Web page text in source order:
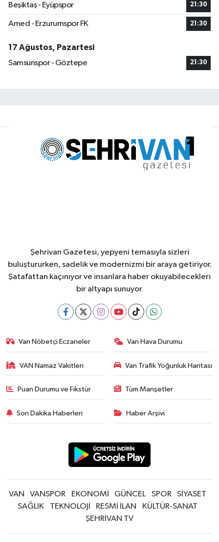
Beşiktaş - Eyüpspor 21:30
Amed - Erzurumspor FK 21:30
17 Ağustos, Pazartesi
Samsunspor - Göztepe
21:30
Şehrivan Gazetesi, yepyeni temasıyla sizleri
buluştururken, sadelik ve modernizmi bir araya getiriyor.
Şatafattan kaçınıyor ve insanlara haber okuyabilecekleri
bir altyapı sunuyor.
Van Nöbetçi Eczaneler Van Hava Durumu
VAN Namaz Vakitleri Van Trafik Yoğunluk Haritası
Puan Durumu ve Fikstür Tüm Manşetler
Son Dakika Haberleri Haber Arşivi
VAN VANSPOR EKONOMİ GÜNCEL SPOR
SİYASET
SAĞLIK
TEKNOLOJİ RESMİ İLAN
KÜLTÜR-SANAT
ŞEHRİVAN TV